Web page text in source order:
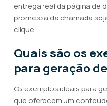
entrega real da página de
promessa da chamada
clique.
Quais são os
para geração
Os exemplos ideais para
que oferecem um